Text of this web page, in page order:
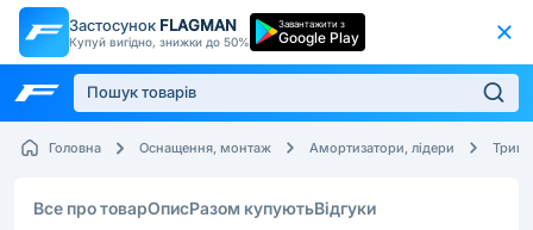
Застосунок FLAGMAN
Купуй вигідно, знижки до 50%
Завантажити з
Google Play
Головна Оснащення, монтаж Амортизатори, лідери
Все про товарОписРазом купуютьВідгуки